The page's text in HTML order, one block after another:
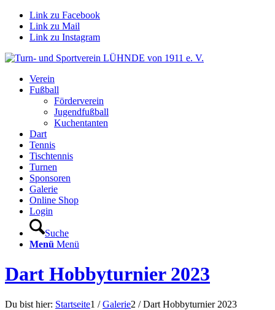
Link zu Facebook
Link zu Mail
Link zu Instagram
Verein
Fußball
Förderverein
Jugendfußball
Kuchentanten
Dart
Tennis
Tischtennis
Turnen
Sponsoren
Galerie
Online Shop
Login
Suche
Menü Menü
Dart Hobbyturnier 2023
Du bist hier: Startseite1 / Galerie2 / Dart Hobbyturnier 2023